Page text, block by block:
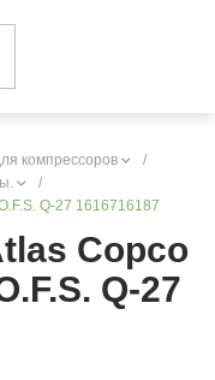
компрессоров
/
/
Q-27 1616716187
Copco
Q-27